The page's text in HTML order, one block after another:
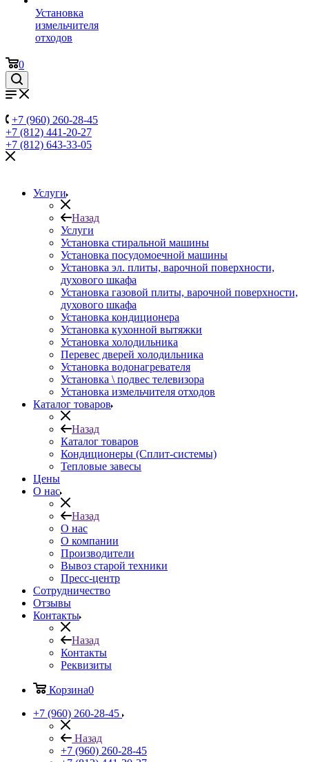
Установка
измельчителя
отходов
0
+7 (960) 260-28-45
+7 (812) 441-20-27
+7 (812) 643-33-05
Услуги
Назад
Услуги
Установка стиральной машины
Установка посудомоечной машины
Установка эл. плиты, варочной поверхности,
духового шкафа
Установка газовой плиты, варочной поверхности,
духового шкафа
Установка кондиционера
Установка кухонной вытяжки
Установка холодильника
Перевес дверей холодильника
Установка водонагревателя
Установка \ подвес телевизора
Установка измельчителя отходов
Каталог товаров
Назад
Каталог товаров
Кондиционеры (Сплит-системы)
Тепловые завесы
Цены
О нас
Назад
О нас
О компании
Производители
Вывоз старой техники
Пресс-центр
Сотрудничество
Отзывы
Контакты
Назад
Контакты
Реквизиты
Корзина0
+7 (960) 260-28-45
Назад
+7 (960) 260-28-45